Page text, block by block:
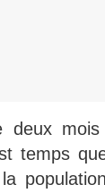
mois
temps